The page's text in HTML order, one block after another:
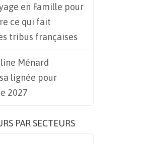
en Famille pour
ce qui fait
tribus françaises
Ménard
lignée pour
2027
PAR SECTEURS